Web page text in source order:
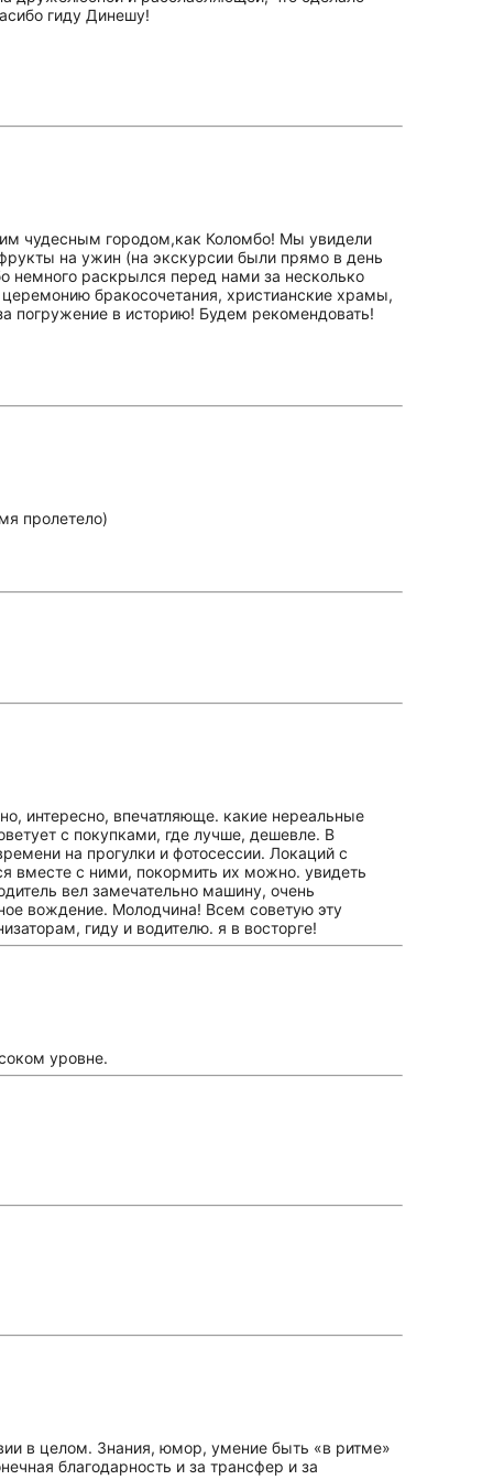
гиду Динешу!
чудесным городом,как Коломбо! Мы увидели
на ужин (на экскурсии были прямо в день
немного раскрылся перед нами за несколько
бракосочетания, христианские храмы,
погружение в историю! Будем рекомендовать!
пролетело)
интересно, впечатляюще. какие нереальные
с покупками, где лучше, дешевле. В
на прогулки и фотосессии. Локаций с
вместе с ними, покормить их можно. увидеть
вел замечательно машину, очень
вождение. Молодчина! Всем советую эту
гиду и водителю. я в восторге!
уровне.
в целом. Знания, юмор, умение быть «в ритме»
благодарность и за трансфер и за